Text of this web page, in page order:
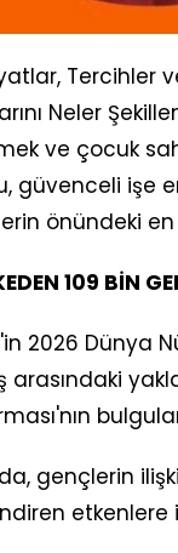
Tercihler
Neler
ve çocuk
güvenceli işe
önündeki
109 BİN
2026 Dünya
arasındaki
gençlerin
etkenlere